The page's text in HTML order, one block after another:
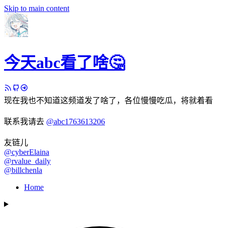
Skip to main content
今天abc看了啥🤔
现在我也不知道这频道发了啥了，各位慢慢吃瓜，将就着看
联系我请去 @abc1763613206
友链儿
@cyberElaina
@rvalue_daily
@billchenla
Home